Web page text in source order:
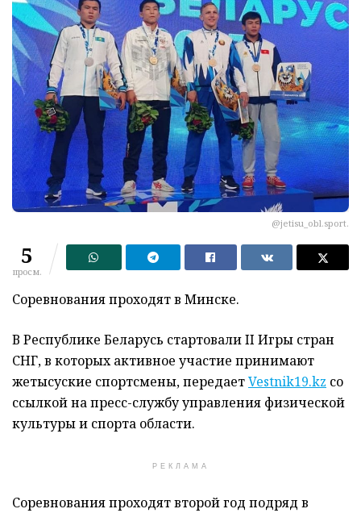
@jetisu_obl.sport.
5
просм.
Соревнования проходят в Минске.
В Республике Беларусь стартовали II Игры стран
СНГ, в которых активное участие принимают
жетысуские спортсмены, передаетVestnik19.kz со
ссылкой на пресс-службу управления физической
культуры и спорта области.
РЕКЛАМА
Соревнования проходят второй год подряд в